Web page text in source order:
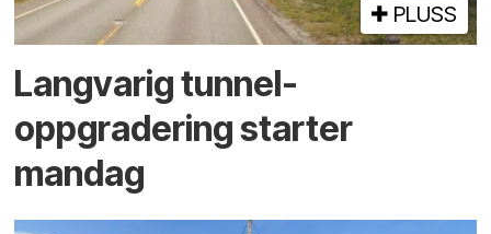
PLUSS
Langvarig tunnel­
oppgradering starter
mandag